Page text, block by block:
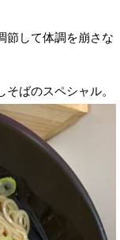
節して体調を崩さな
ばのスペシャル。